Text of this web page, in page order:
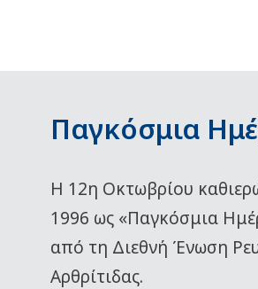
Παγκόσμια
Η 12η Οκτωβρίου
1996 ως «Παγκόσμια
από τη Διεθνή Ένωση
Αρθρίτιδας.